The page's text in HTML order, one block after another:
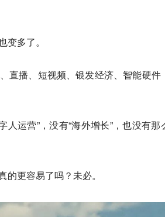
多了。
直播、短视频、银发经济、智能硬件
人运营”，没有“海外增长”，也没有那
更容易了吗？未必。